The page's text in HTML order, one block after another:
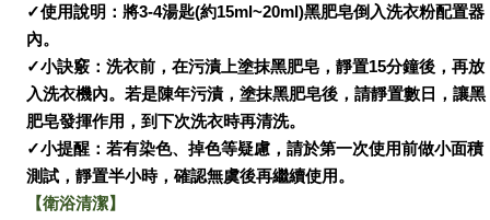
✓使用說明：將3-4湯匙(約15ml~20ml)黑肥皂倒入洗衣粉配置器
內。
✓小訣竅：洗衣前，在污漬上塗抹黑肥皂，靜置15分鐘後，再放
入洗衣機內。若是陳年污漬，塗抹黑肥皂後，請靜置數日，讓黑
肥皂發揮作用，到下次洗衣時再清洗。
✓小提醒：若有染色、掉色等疑慮，請於第一次使用前做小面積
測試，靜置半小時，確認無虞後再繼續使用。
【衛浴清潔】